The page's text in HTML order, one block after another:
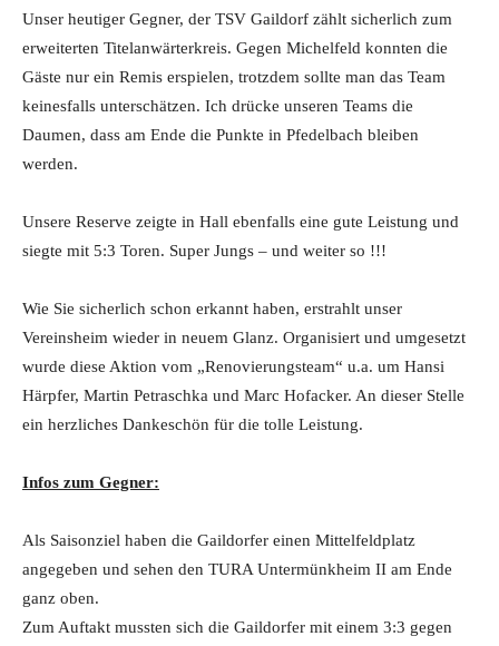
Unser heutiger Gegner, der TSV Gaildorf zählt sicherlich zum
erweiterten Titelanwärterkreis. Gegen Michelfeld konnten die
Gäste nur ein Remis erspielen, trotzdem sollte man das Team
keinesfalls unterschätzen. Ich drücke unseren Teams die
Daumen, dass am Ende die Punkte in Pfedelbach bleiben
werden.
Unsere Reserve zeigte in Hall ebenfalls eine gute Leistung und
siegte mit 5:3 Toren. Super Jungs – und weiter so !!!
Wie Sie sicherlich schon erkannt haben, erstrahlt unser
Vereinsheim wieder in neuem Glanz. Organisiert und umgesetzt
wurde diese Aktion vom „Renovierungsteam“ u.a. um Hansi
Härpfer, Martin Petraschka und Marc Hofacker. An dieser Stelle
ein herzliches Dankeschön für die tolle Leistung.
Infos zum Gegner:
Als Saisonziel haben die Gaildorfer einen Mittelfeldplatz
angegeben und sehen den TURA Untermünkheim II am Ende
ganz oben.
Zum Auftakt mussten sich die Gaildorfer mit einem 3:3 gegen